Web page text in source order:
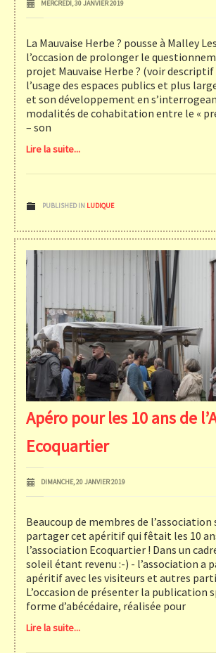
MERCREDI, 30 JANVIER 2019
La Mauvaise Herbe ? pousse à Malley
l’occasion de prolonger le
projet Mauvaise Herbe ? (voir descriptif
l’usage des espaces publics et plus
et son développement en
modalités de cohabitation entre le «
– son
Lire la suite...
PUBLISHED IN LUDIQUE
Apéro pour les 10 ans de
Ecoquartier
DIMANCHE, 20 JANVIER 2019
Beaucoup de membres de l’association
partager cet apéritif qui fêtait les 10
l’association Ecoquartier ! Dans un
soleil étant revenu :-) - l’association a
apéritif avec les visiteurs et autres
L’occasion de présenter la publication
forme d’abécédaire, réalisée pour
Lire la suite...